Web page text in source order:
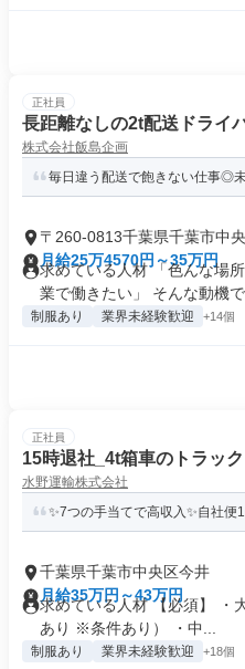
正社員
長距離なしの2t配送ドライ
株式会社飯島企画
毎日違う配送で飽きない仕事◎
〒260-0813千葉県千葉市中
月給25万4570円～35万円
求めている人材 「色んな場
業で働きたい」 そんな動機で
制服あり 業界未経験歓迎 +14個
正社員
15時退社_4t箱車のトラッ
水野運輸株式会社
✨7つの手当てで高収入✨自社便
千葉県千葉市中央区今井
月給35万円～43万円
求めている人材 【必須】 ・
あり ※条件あり） ・中...
制服あり 業界未経験歓迎 +18個